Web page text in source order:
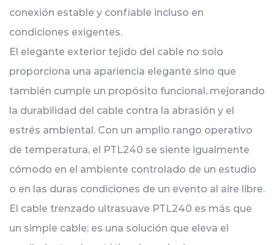
conexión estable y confiable incluso en
condiciones exigentes.
El elegante exterior tejido del cable no solo
proporciona una apariencia elegante sino que
también cumple un propósito funcional, mejorando
la durabilidad del cable contra la abrasión y el
estrés ambiental. Con un amplio rango operativo
de temperatura, el PTL240 se siente igualmente
cómodo en el ambiente controlado de un estudio
o en las duras condiciones de un evento al aire libre.
El cable trenzado ultrasuave PTL240 es más que
un simple cable; es una solución que eleva el